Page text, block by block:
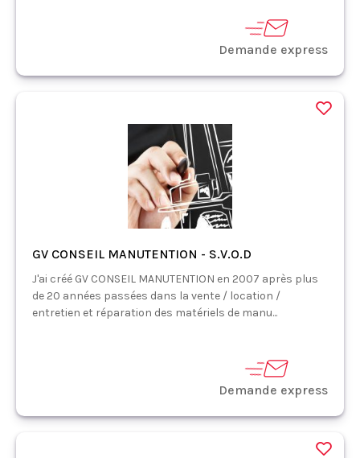
Demande express
GV CONSEIL MANUTENTION - S.V.O.D
J'ai créé GV CONSEIL MANUTENTION en 2007 après plus
de 20 années passées dans la vente / location /
entretien et réparation des matériels de manu...
Demande express